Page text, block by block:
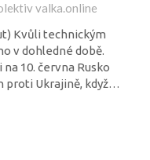
valka.online
Kvůli technickým
v dohledné době.
10. června Rusko
proti Ukrajině, když…